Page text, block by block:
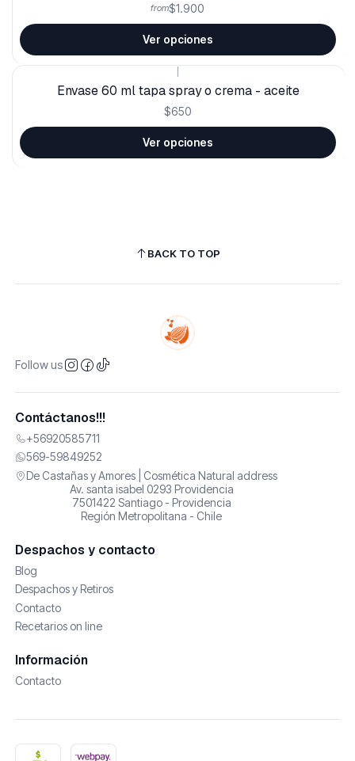
from$1.900
Ver opciones
Envase 60 ml tapa spray o crema - aceite
$650
Ver opciones
BACK TO TOP
Follow us
Contáctanos!!!
+56920585711
569-59849252
De Castañas y Amores | Cosmética Natural address
Av. santa isabel 0293 Providencia
7501422 Santiago - Providencia
Región Metropolitana - Chile
Despachos y contacto
Blog
Despachos y Retiros
Contacto
Recetarios on line
Información
Contacto